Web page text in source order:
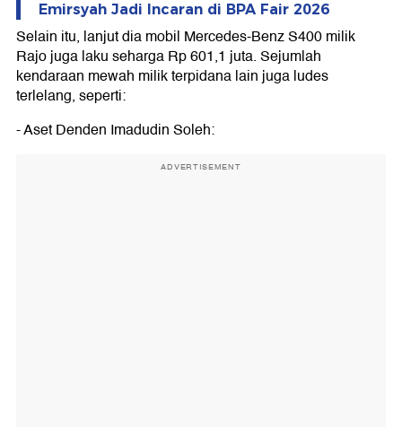
Emirsyah Jadi Incaran di BPA Fair 2026
Selain itu, lanjut dia mobil Mercedes-Benz S400 milik
Rajo juga laku seharga Rp 601,1 juta. Sejumlah
kendaraan mewah milik terpidana lain juga ludes
terlelang, seperti:
- Aset Denden Imadudin Soleh:
ADVERTISEMENT